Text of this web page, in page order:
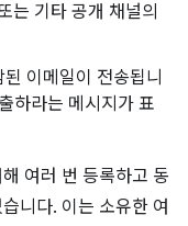
는 기타 공개 채널의
이메일이 전송됩니
하라는 메시지가 표
여러 번 등록하고 동
니다. 이는 소유한 여